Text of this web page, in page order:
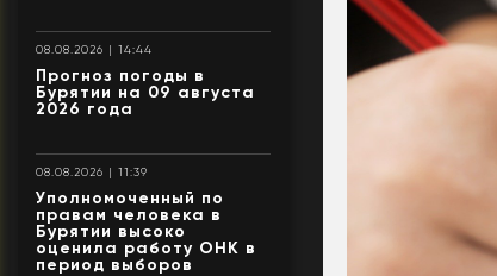
08.08.2026 | 14:44
Прогноз погоды в
Бурятии на 09 августа
2026 года
08.08.2026 | 11:39
Уполномоченный по
правам человека в
Бурятии высоко
оценила работу ОНК в
период выборов